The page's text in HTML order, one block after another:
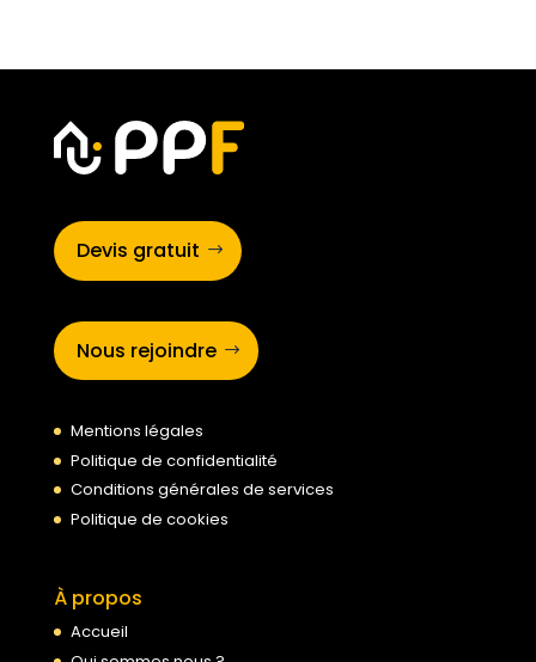
Devis gratuit
Nous rejoindre
Mentions légales
Politique de confidentialité
Conditions générales de services
Politique de cookies
À propos
Accueil